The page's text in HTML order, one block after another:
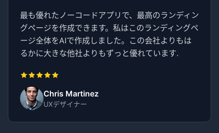
最も優れたノーコードアプリで、最高のランディン
グページを作成できます。私はこのランディングペ
ージ全体をAIで作成しました。この会社よりもは
るかに大きな他社よりもずっと優れています.
Chris Martinez
UXデザイナー